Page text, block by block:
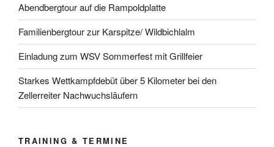
Abendbergtour auf die Rampoldplatte
Familienbergtour zur Karspitze/ Wildbichlalm
Einladung zum WSV Sommerfest mit Grillfeier
Starkes Wettkampfdebüt über 5 Kilometer bei den
Zellerreiter Nachwuchsläufern
TRAINING & TERMINE